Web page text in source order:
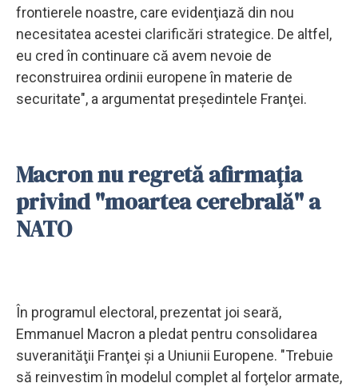
frontierele noastre, care evidenţiază din nou
necesitatea acestei clarificări strategice. De altfel,
eu cred în continuare că avem nevoie de
reconstruirea ordinii europene în materie de
securitate", a argumentat preşedintele Franţei.
Macron nu regretă afirmaţia
privind "moartea cerebrală" a
NATO
În programul electoral, prezentat joi seară,
Emmanuel Macron a pledat pentru consolidarea
suveranităţii Franţei şi a Uniunii Europene. "Trebuie
să reinvestim în modelul complet al forţelor armate,